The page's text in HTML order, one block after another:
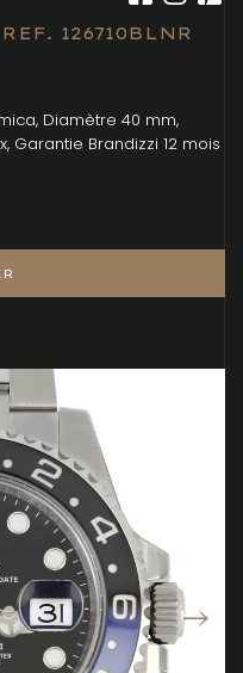
126710BLNR
Diamètre 40 mm,
Garantie Brandizzi 12 mois